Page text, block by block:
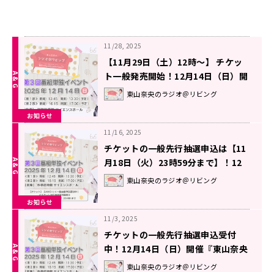
お知らせ
11/28, 2025
【11月29日（土）12時～】 チケッ
ト一般発売開始！12月14日（日）開
催『東山奈央のラジオ＠リビング』
番組イベント
東山奈央のラジオ＠リビング
お知らせ
11/16, 2025
チケットの一般先行抽選申込は【11
月18日（火）23時59分まで】！12
月14日（日）開催『東山奈央のラジ
オ＠リビング』番組イベント
東山奈央のラジオ＠リビング
11/3, 2025
チケットの一般先行抽選申込受付
中！12月14日（日）開催『東山奈央
のラジオ＠リビング』番組イベント
東山奈央のラジオ＠リビング